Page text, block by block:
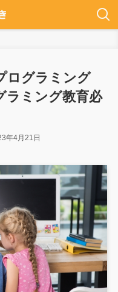
ログラミング
ラミング教育必
年4月21日